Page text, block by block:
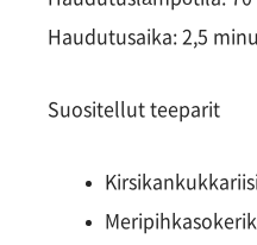
Haudutusaika: 2,5
Suositellut teeparit